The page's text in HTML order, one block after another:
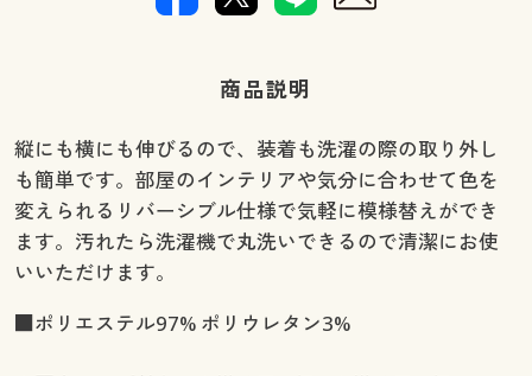
商品説明
縦にも横にも伸びるので、装着も洗濯の際の取り外し
も簡単です。部屋のインテリアや気分に合わせて色を
変えられるリバーシブル仕様で気軽に模様替えができ
ます。汚れたら洗濯機で丸洗いできるので清潔にお使
いいただけます。
■ポリエステル97% ポリウレタン3%